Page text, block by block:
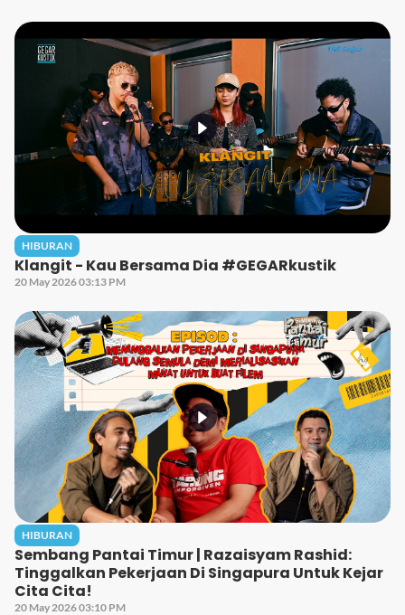
HIBURAN
Klangit - Kau Bersama Dia #GEGARkustik
20 May 2026 03:13 PM
HIBURAN
Sembang Pantai Timur | Razaisyam Rashid:
Tinggalkan Pekerjaan Di Singapura Untuk Kejar
Cita Cita!
20 May 2026 03:10 PM